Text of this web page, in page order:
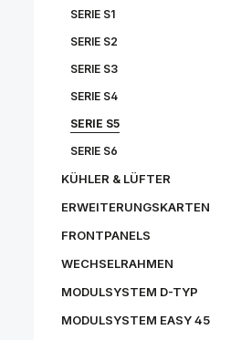
SERIE S1
SERIE S2
SERIE S3
SERIE S4
SERIE S5
SERIE S6
KÜHLER & LÜFTER
ERWEITERUNGSKARTEN
FRONTPANELS
WECHSELRAHMEN
MODULSYSTEM D-TYP
MODULSYSTEM EASY 45